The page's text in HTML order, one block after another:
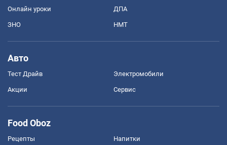
Онлайн уроки ДПА
ЗНО НМТ
Авто
Тест Драйв Электромобили
Акции Сервис
Food Oboz
Рецепты Напитки